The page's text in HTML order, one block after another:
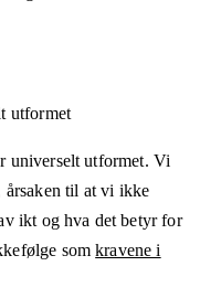
utformet
universelt utformet. Vi
til at vi ikke
ikt og hva det betyr for
somkravene i